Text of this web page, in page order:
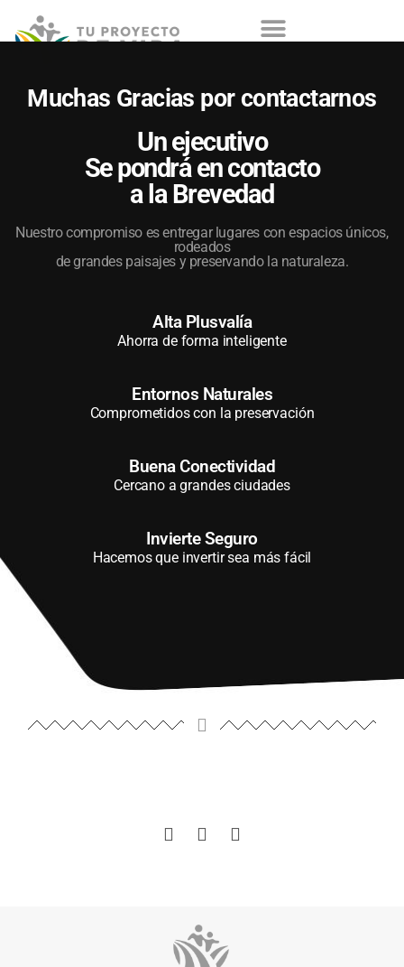
Muchas Gracias por contactarnos
Un ejecutivo
Se pondrá en contacto
a la Brevedad
Nuestro compromiso es entregar lugares con espacios únicos,
rodeados
de grandes paisajes y preservando la naturaleza.
Alta Plusvalía
Ahorra de forma inteligente
Entornos Naturales
Comprometidos con la preservación
Buena Conectividad
Cercano a grandes ciudades
Invierte Seguro
Hacemos que invertir sea más fácil